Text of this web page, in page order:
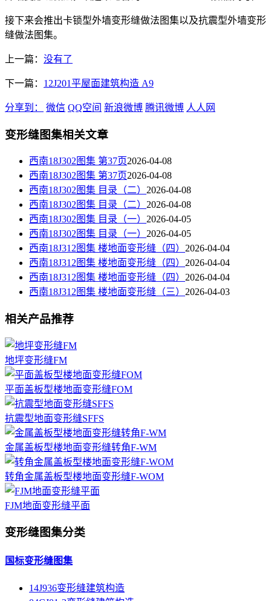
接下来会推出卡锁型外墙变形缝做法图集以及抗震型外墙变形
缝做法图集。
上一篇： 没有了
下一篇： 12J201平屋面建筑构造 A9
分享到： 微信 QQ空间 新浪微博 腾讯微博 人人网
变形缝图集相关文章
西南18J302图集 第37页2026-04-08
西南18J302图集 第37页2026-04-08
西南18J302图集 目录（二） 2026-04-08
西南18J302图集 目录（二） 2026-04-08
西南18J302图集 目录（一） 2026-04-05
西南18J302图集 目录（一） 2026-04-05
西南18J312图集 楼地面变形缝（四） 2026-04-04
西南18J312图集 楼地面变形缝（四） 2026-04-04
西南18J312图集 楼地面变形缝（四） 2026-04-04
西南18J312图集 楼地面变形缝（三） 2026-04-03
相关产品推荐
地坪变形缝FM
平面盖板型楼地面变形缝FOM
抗震型地面变形缝SFFS
金属盖板型楼地面变形缝转角F-WM
转角金属盖板型楼地面变形缝F-WOM
FJM地面变形缝平面
变形缝图集分类
国标变形缝图集
14J936变形缝建筑构造